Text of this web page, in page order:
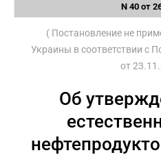
N 40 от
( Постановление не
Украины в соответствии с
от
Об